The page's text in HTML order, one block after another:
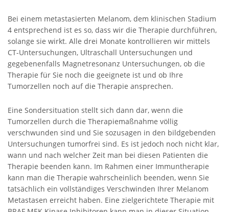
Bei einem metastasierten Melanom, dem klinischen Stadium
4 entsprechend ist es so, dass wir die Therapie durchführen,
solange sie wirkt. Alle drei Monate kontrollieren wir mittels
CT-Untersuchungen, Ultraschall Untersuchungen und
gegebenenfalls Magnetresonanz Untersuchungen, ob die
Therapie für Sie noch die geeignete ist und ob Ihre
Tumorzellen noch auf die Therapie ansprechen.
Eine Sondersituation stellt sich dann dar, wenn die
Tumorzellen durch die Therapiemaßnahme völlig
verschwunden sind und Sie sozusagen in den bildgebenden
Untersuchungen tumorfrei sind. Es ist jedoch noch nicht klar,
wann und nach welcher Zeit man bei diesen Patienten die
Therapie beenden kann. Im Rahmen einer Immuntherapie
kann man die Therapie wahrscheinlich beenden, wenn Sie
tatsächlich ein vollständiges Verschwinden Ihrer Melanom
Metastasen erreicht haben. Eine zielgerichtete Therapie mit